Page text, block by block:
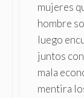
mujeres
hombre
luego
juntos
mala
mentira